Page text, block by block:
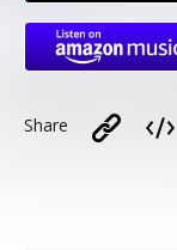
Share